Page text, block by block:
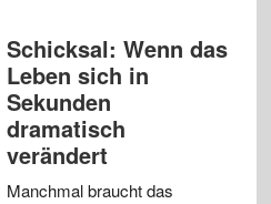
Schicksal: Wenn das
Leben sich in
Sekunden
dramatisch
verändert
Manchmal braucht das